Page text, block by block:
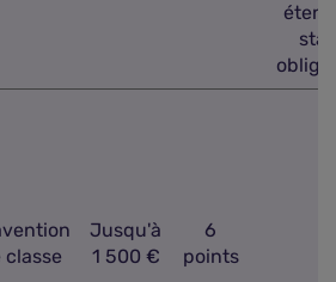
classe
Jusqu'à
1 500 €
6
points